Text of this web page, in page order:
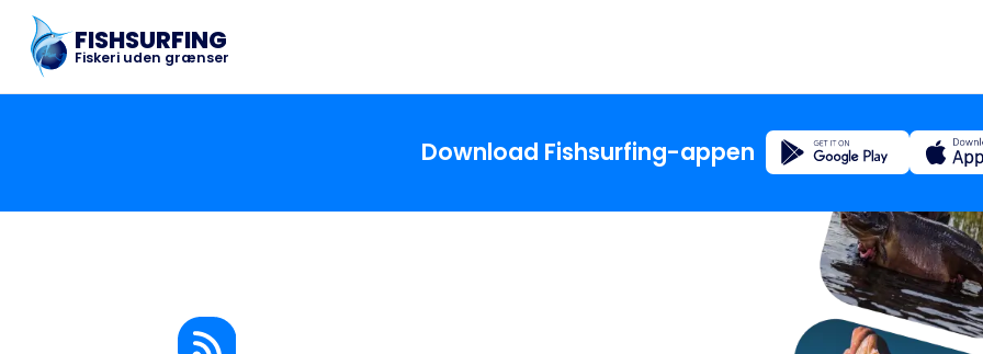
FISHSURFING
Fiskeri uden grænser
Hjem
Blog
Download Fishsurfing-appen